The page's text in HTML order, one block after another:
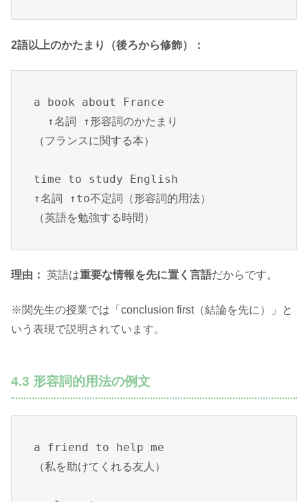
2語以上のかたまり（後ろから修飾）：
a book about France
  ↑名詞 ↑形容詞のかたまり
（フランスに関する本）
time to study English
↑名詞 ↑to不定詞（形容詞的用法）
（英語を勉強する時間）
理由： 英語は重要な情報を先に置く言語だからです。
※関先生の授業では「conclusion first（結論を先に）」と
いう表現で説明されています。
4.3 形容詞的用法の例文
a friend to help me
（私を助けてくれる友人）